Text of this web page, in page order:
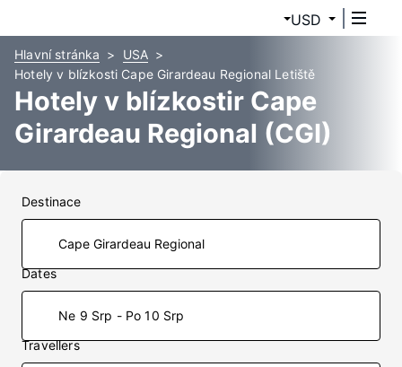
USD
Hlavní stránka
USA
Hotely v blízkosti Cape Girardeau Regional Letiště
Hotely v blízkostir Cape
Girardeau Regional (CGI)
Destinace
Dates
Ne 9 Srp - Po 10 Srp
Travellers